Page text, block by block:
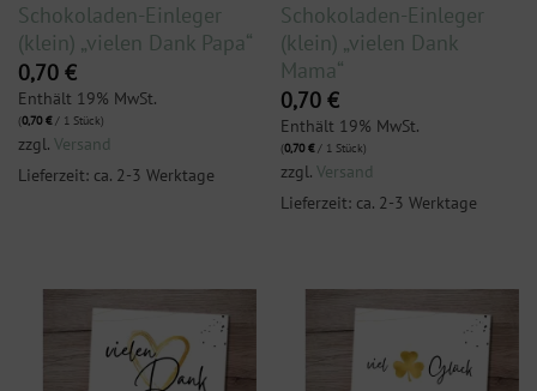
Schokoladen-Einleger
(klein) „vielen Dank Papa“
0,70 €
Enthält 19% MwSt.
(0,70€/ 1 Stück)
zzgl. Versand
Lieferzeit: ca. 2-3 Werktage
Schokoladen-Einleger
(klein) „vielen Dank
Mama“
0,70 €
Enthält 19% MwSt.
(0,70€/ 1 Stück)
zzgl. Versand
Lieferzeit: ca. 2-3 Werktage